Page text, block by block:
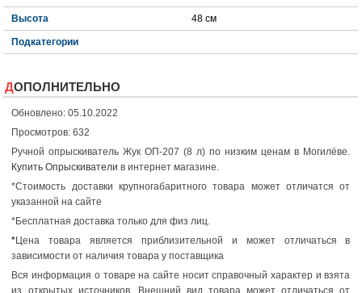
Высота 48 см
Подкатегории
ДОПОЛНИТЕЛЬНО
Обновлено: 05.10.2022
Просмотров: 632
Ручной опрыскиватель Жук ОП-207 (8 л) по низким ценам в Могилёве.
Купить Опрыскиватели в интернет магазине.
*Стоимость доставки крупногабаритного товара может отличатся от
указанной на сайте
*Бесплатная доставка только для физ лиц.
*Цена товара является приблизительной и может отличаться в
зависимости от наличия товара у поставщика
Вся информация о товаре на сайте носит справочный характер и взята
из открытых источников. Внешний вид товара может отличаться от